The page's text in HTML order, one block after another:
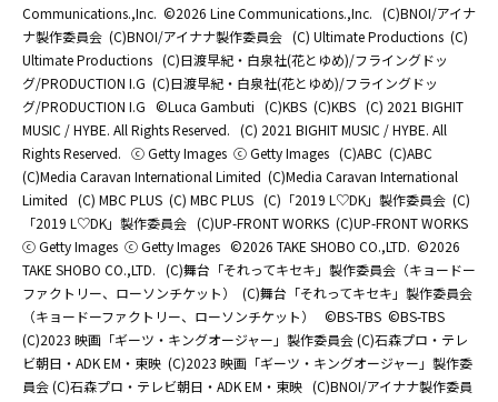
Communications.,Inc. ©2026 Line Communications.,Inc. (C)BNOI/アイナ
ナ製作委員会 (C)BNOI/アイナナ製作委員会 (C) Ultimate Productions (C)
Ultimate Productions (C)日渡早紀・白泉社(花とゆめ)/フライングドッ
グ/PRODUCTION I.G (C)日渡早紀・白泉社(花とゆめ)/フライングドッ
グ/PRODUCTION I.G ©Luca Gambuti (C)KBS (C)KBS (C) 2021 BIGHIT
MUSIC / HYBE. All Rights Reserved. (C) 2021 BIGHIT MUSIC / HYBE. All
Rights Reserved. ⓒ Getty Images ⓒ Getty Images (C)ABC (C)ABC
(C)Media Caravan International Limited (C)Media Caravan International
Limited (C) MBC PLUS (C) MBC PLUS (C)「2019 L♡DK」製作委員会 (C)
「2019 L♡DK」製作委員会 (C)UP-FRONT WORKS (C)UP-FRONT WORKS
ⓒ Getty Images ⓒ Getty Images ©2026 TAKE SHOBO CO.,LTD. ©2026
TAKE SHOBO CO.,LTD. (C)舞台「それってキセキ」製作委員会（キョードー
ファクトリー、ローソンチケット）
(C)舞台「それってキセキ」製作委員会
（キョードーファクトリー、ローソンチケット）
©BS-TBS ©BS-TBS
(C)2023 映画「ギーツ・キングオージャー」製作委員会 (C)石森プロ・テレ
ビ朝日・ADK EM・東映 (C)2023 映画「ギーツ・キングオージャー」製作委
員会 (C)石森プロ・テレビ朝日・ADK EM・東映 (C)BNOI/アイナナ製作委員